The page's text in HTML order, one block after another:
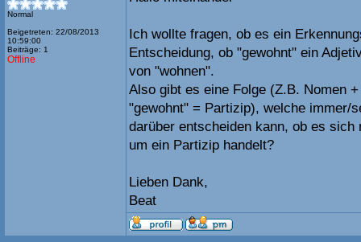
Normal
Beigetreten: 22/08/2013
10:59:00
Beiträge: 1
Offline
Ich wollte fragen, ob es ein
Entscheidung, ob "gewohnt" ein
von "wohnen".
Also gibt es eine Folge (Z.B. Nomen
"gewohnt" = Partizip), welche immer/
darüber entscheiden kann, ob es sich
um ein Partizip handelt?
Lieben Dank,
Beat